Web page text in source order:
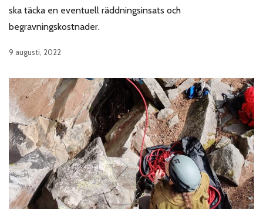
ska täcka en eventuell räddningsinsats och
begravningskostnader.
9 augusti, 2022